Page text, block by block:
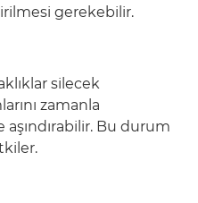
gerekebilir.
silecek
zamanla
Bu durum